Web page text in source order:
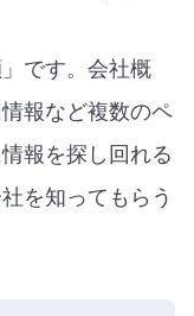
です。会社概
報など複数のペ
報を探し回れる
を知ってもらう